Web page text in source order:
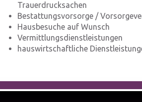
Trauerdrucksachen
Bestattungsvorsorge /
Hausbesuche auf Wunsch
Vermittlungsdienstleistungen
hauswirtschaftliche